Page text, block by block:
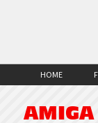
HOME
AMIGA